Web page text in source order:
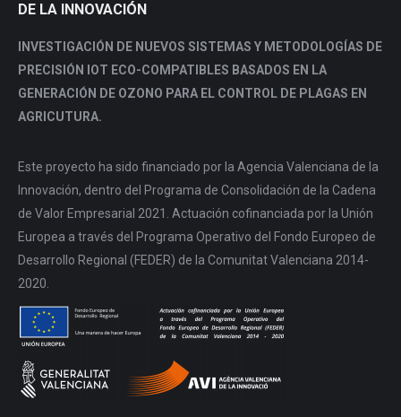
DE LA INNOVACIÓN
INVESTIGACIÓN DE NUEVOS SISTEMAS Y METODOLOGÍAS DE
PRECISIÓN IOT ECO-COMPATIBLES BASADOS EN LA
GENERACIÓN DE OZONO PARA EL CONTROL DE PLAGAS EN
AGRICUTURA.
Este proyecto ha sido financiado por la Agencia Valenciana de la
Innovación, dentro del Programa de Consolidación de la Cadena
de Valor Empresarial 2021. Actuación cofinanciada por la Unión
Europea a través del Programa Operativo del Fondo Europeo de
Desarrollo Regional (FEDER) de la Comunitat Valenciana 2014-
2020.